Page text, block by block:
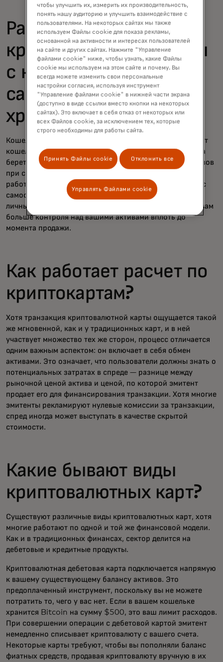
Работают ли
криптовалютные карты
с кошельками с
самостоятельным
хранением?
Кошельки с самостоятельным хранением отличаются от
кошельков, связанных с криптобиржей, тем, что биржа
берет на себя хранение, безопасность и продажу активов
при совершении покупки. Но криптовалютные карты
работают с обоими видами кошельков. С кошельками с
самостоятельным хранением вы контролируете свои
личные ключи и сами одобряете транзакции, что дает вам
больше контроля над вашими активами вплоть до
момента продажи.
Как работает расчет по
криптокартам?
Хотя транзакция криптовалютной карты ощущается такой
же мгновенной, как и у традиционных карт, и в ней
участвует множество тех же сторон, процесс отличается
одним важным аспектом: он включает в себя обмен
активами. Это означает, что пользователи должны знать о
потенциальных затратах в спреде — разнице между
рыночной ценой актива и ценой, по которой эмитент
продает его для финансирования транзакции. Хотя многие
эмитенты рекламируют нулевые комиссии за транзакции,
спред иногда может выступать в качестве скрытой
стоимости.
Какие бывают виды
криптовалютных карт?
Существуют различные виды криптовалютных карт, хотя
многие работают по одной и той же финансовой модели.
Как и в традиционных финансах, сектор делится на
дебетовые и кредитные продукты.
Криптовалютная дебетовая карта подключается напрямую
к вашему существующему балансу активов. Это
предоплаченный инструмент, поскольку вы не можете
потратить то, чего у вас нет. Если в вашем кошельке
хранится Bitcoin на сумму $500, это ваш лимит расходов.
При совершении операции с дебетовой картой эмитент
немедленно списывает криптовалюту с вашего счета.
Некоторые карты требуют, чтобы вы пополняли баланс
фиатных средств, продавая криптовалюту вручную в их
чтобы улучшить их, измерить их производительность,
понять нашу аудиторию и улучшить взаимодействие с
пользователями. На некоторых сайтах мы также
используем Файлы cookie для показа рекламы,
основанной на активности и интересах пользователей
на сайте и других сайтах. Нажмите "Управление
файлами cookie" ниже, чтобы узнать, какие Файлы
cookie мы используем на этом сайте и почему. Вы
всегда можете изменить свои персональные
настройки согласия, используя инструмент
"Управление файлами cookie" в нижней части экрана
(доступно в виде ссылки вместо кнопки на некоторых
сайтах). Это включает в себя отказ от некоторых или
всех Файлов cookie, за исключением тех, которые
строго необходимы для работы сайта.
Принять Файлы cookie Отклонить все
Управлять Файлами cookie